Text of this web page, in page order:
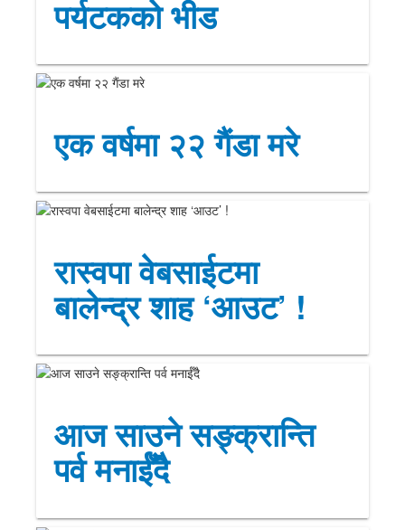
पर्यटकको भीड
एक वर्षमा २२ गैंडा मरे
रास्वपा वेबसाईटमा
बालेन्द्र शाह ‘आउट’ !
आज साउने सङ्क्रान्ति
पर्व मनाईँदै